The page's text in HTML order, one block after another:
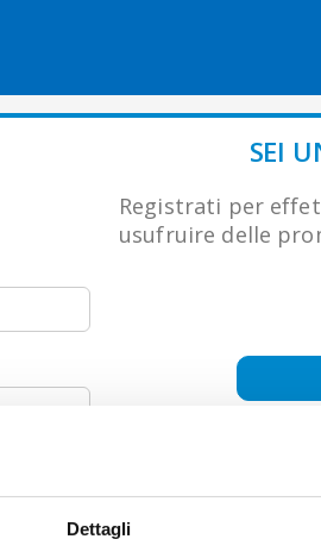
Dettagli
SEI
Registrati per
usufruire delle